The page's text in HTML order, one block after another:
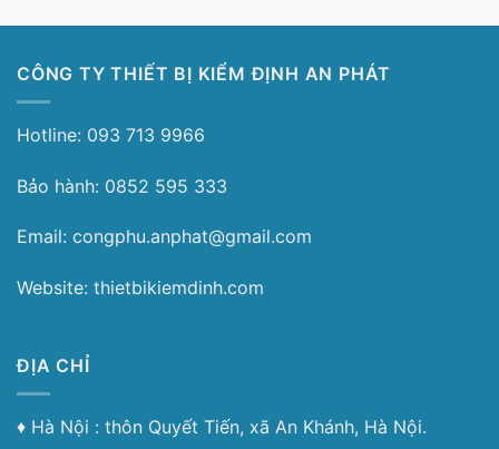
CÔNG TY THIẾT BỊ KIỂM ĐỊNH AN PHÁT
Hotline: 093 713 9966
Bảo hành: 0852 595 333
Email: congphu.anphat@gmail.com
Website: thietbikiemdinh.com
ĐỊA CHỈ
♦︎ Hà Nội : thôn Quyết Tiến, xã An Khánh, Hà Nội.